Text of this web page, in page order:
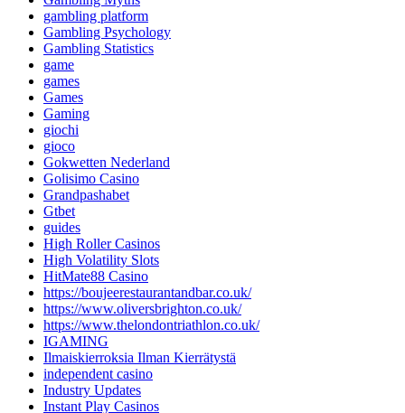
gambling platform
Gambling Psychology
Gambling Statistics
game
games
Games
Gaming
giochi
gioco
Gokwetten Nederland
Golisimo Casino
Grandpashabet
Gtbet
guides
High Roller Casinos
High Volatility Slots
HitMate88 Casino
https://boujeerestaurantandbar.co.uk/
https://www.oliversbrighton.co.uk/
https://www.thelondontriathlon.co.uk/
IGAMING
Ilmaiskierroksia Ilman Kierrätystä
independent casino
Industry Updates
Instant Play Casinos